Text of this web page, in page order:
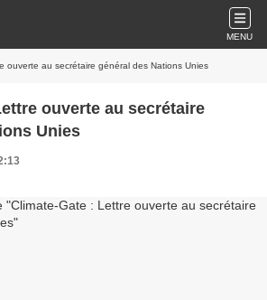
MENU
ouverte au secrétaire général des Nations Unies
ouverte au secrétaire
Unies